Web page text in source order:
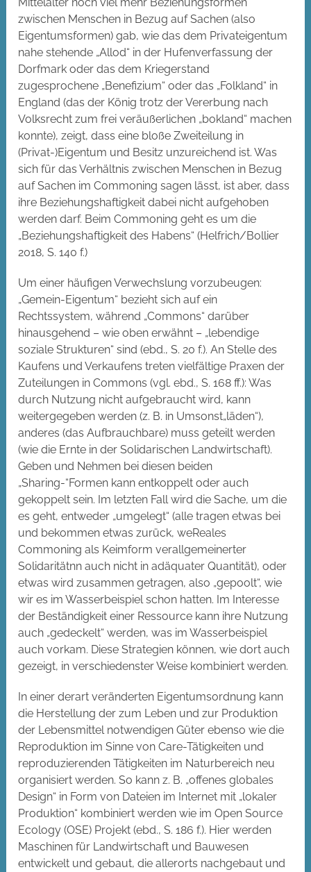
zwischen Menschen in Bezug auf Sachen (also
Eigentumsformen) gab, wie das dem Privateigentum
nahe stehende „Allod“ in der Hufenverfassung der
Dorfmark oder das dem Kriegerstand
zugesprochene „Benefizium“ oder das „Folkland“ in
England (das der König trotz der Vererbung nach
Volksrecht zum frei veräußerlichen „bokland“ machen
konnte), zeigt, dass eine bloße Zweiteilung in
(Privat-)Eigentum und Besitz unzureichend ist. Was
sich für das Verhältnis zwischen Menschen in Bezug
auf Sachen im Commoning sagen lässt, ist aber, dass
ihre Beziehungshaftigkeit dabei nicht aufgehoben
werden darf. Beim Commoning geht es um die
„Beziehungshaftigkeit des Habens“ (Helfrich/Bollier
2018, S. 140 f.)
Um einer häufigen Verwechslung vorzubeugen:
„Gemein-Eigentum“ bezieht sich auf ein
Rechtssystem, während „Commons“ darüber
hinausgehend – wie oben erwähnt – „lebendige
soziale Strukturen“ sind (ebd., S. 20 f.). An Stelle des
Kaufens und Verkaufens treten vielfältige Praxen der
Zuteilungen in Commons (vgl. ebd., S. 168 ff.): Was
durch Nutzung nicht aufgebraucht wird, kann
weitergegeben werden (z. B. in Umsonst„läden“),
anderes (das Aufbrauchbare) muss geteilt werden
(wie die Ernte in der Solidarischen Landwirtschaft).
Geben und Nehmen bei diesen beiden
„Sharing-“Formen kann entkoppelt oder auch
gekoppelt sein. Im letzten Fall wird die Sache, um die
es geht, entweder „umgelegt“ (alle tragen etwas bei
und bekommen etwas zurück, weReales
Commoning als Keimform verallgemeinerter
Solidaritätnn auch nicht in adäquater Quantität), oder
etwas wird zusammen getragen, also „gepoolt“, wie
wir es im Wasserbeispiel schon hatten. Im Interesse
der Beständigkeit einer Ressource kann ihre Nutzung
auch „gedeckelt“ werden, was im Wasserbeispiel
auch vorkam. Diese Strategien können, wie dort auch
gezeigt, in verschiedenster Weise kombiniert werden.
In einer derart veränderten Eigentumsordnung kann
die Herstellung der zum Leben und zur Produktion
der Lebensmittel notwendigen Güter ebenso wie die
Reproduktion im Sinne von Care-Tätigkeiten und
reproduzierenden Tätigkeiten im Naturbereich neu
organisiert werden. So kann z. B. „offenes globales
Design“ in Form von Dateien im Internet mit „lokaler
Produktion“ kombiniert werden wie im Open Source
Ecology (OSE) Projekt (ebd., S. 186 f.). Hier werden
Maschinen für Landwirtschaft und Bauwesen
entwickelt und gebaut, die allerorts nachgebaut und